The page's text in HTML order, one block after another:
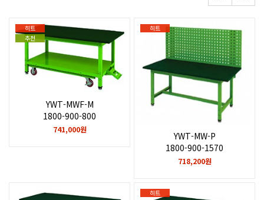
히트
추천
YWT-MWF-M
1800-900-800
741,000원
히트
YWT-MW-P
1800-900-1570
718,200원
히트